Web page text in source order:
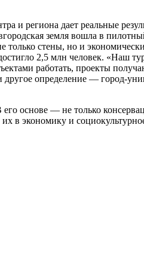
и региона дает реальные
земля вошла в
стены, но и
2,5 млн человек. «Наш
работать, проекты
определение — город-
основе — не только
в экономику и